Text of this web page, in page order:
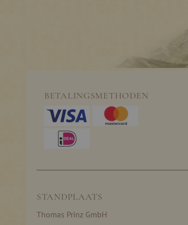
BETALINGSMETHODEN
STANDPLAATS
Thomas Prinz GmbH